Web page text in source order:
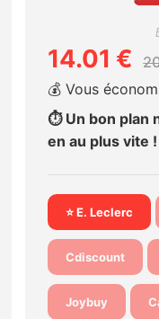
Tests
Autres tests
Previews
Précommandes
Sorties de jeux
14.01 €
💰 Vous
⏱️ Un bon plan
en au plus vite !
⭐ E. Leclerc
Cdiscount
Joybuy